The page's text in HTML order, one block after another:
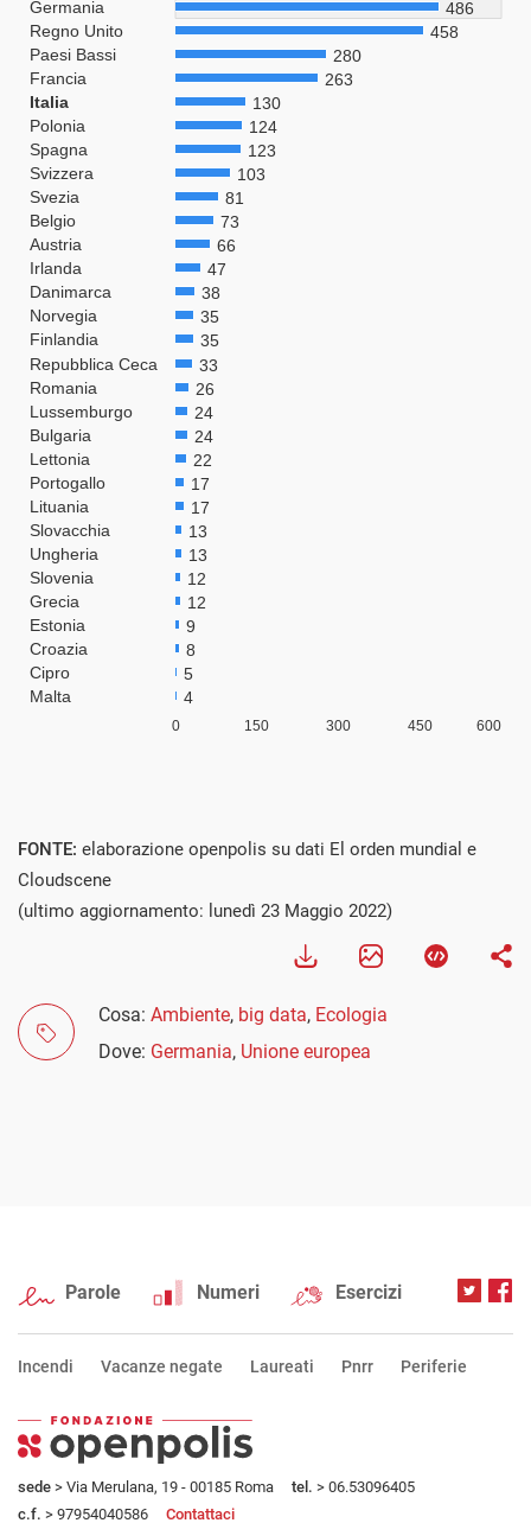
FONTE: elaborazione openpolis su dati El orden mundial e
Cloudscene
(ultimo aggiornamento: lunedì 23 Maggio 2022)
Cosa: Ambiente, big data, Ecologia
Dove: Germania, Unione europea
Parole Numeri Esercizi
Incendi Vacanze negate Laureati Pnrr Periferie
sede > Via Merulana, 19 - 00185 Roma tel. > 06.53096405
c.f. > 97954040586 Contattaci